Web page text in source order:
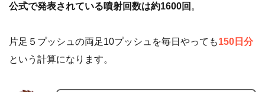
公式で発表されている噴射回数は約1600回 。
片足５プッシュの両足10プッシュを毎日やっても150日分
という計算になります。